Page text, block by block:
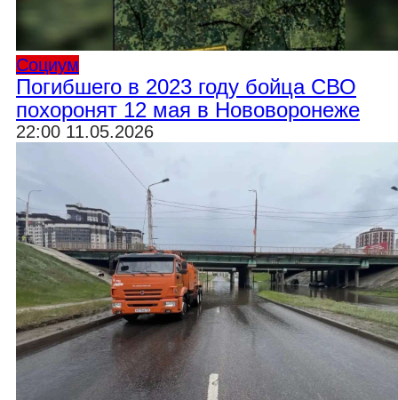
Социум
Погибшего в 2023 году бойца СВО
похоронят 12 мая в Нововоронеже
22:00 11.05.2026